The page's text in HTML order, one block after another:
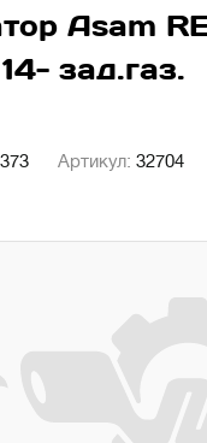
Asam
зад.газ.
Артикул: 32704